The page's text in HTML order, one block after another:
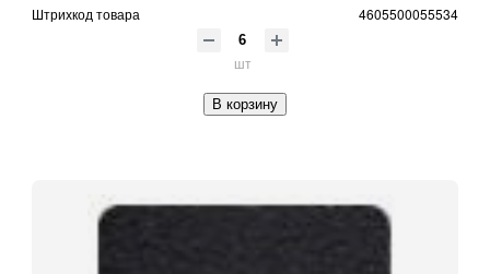
Штрихкод товара 4605500055534
шт
В корзину